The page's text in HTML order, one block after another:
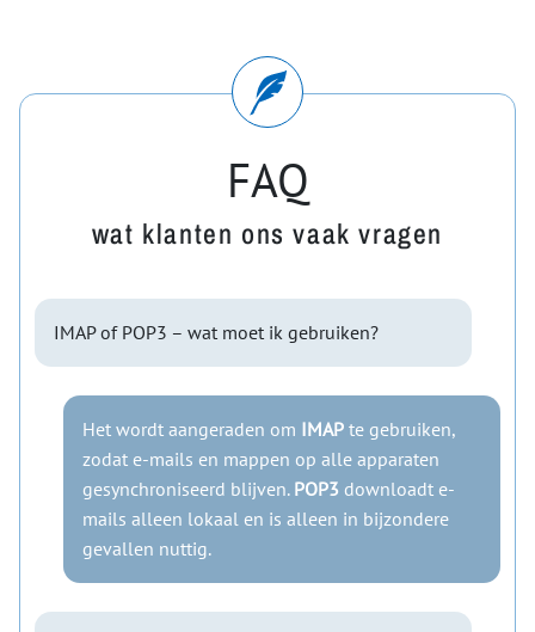
FAQ
wat klanten ons vaak vragen
IMAP of POP3 – wat moet ik gebruiken?
Het wordt aangeraden om IMAP te gebruiken,
zodat e-mails en mappen op alle apparaten
gesynchroniseerd blijven. POP3 downloadt e-
mails alleen lokaal en is alleen in bijzondere
gevallen nuttig.